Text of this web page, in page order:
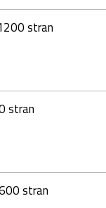
stran
stran
stran